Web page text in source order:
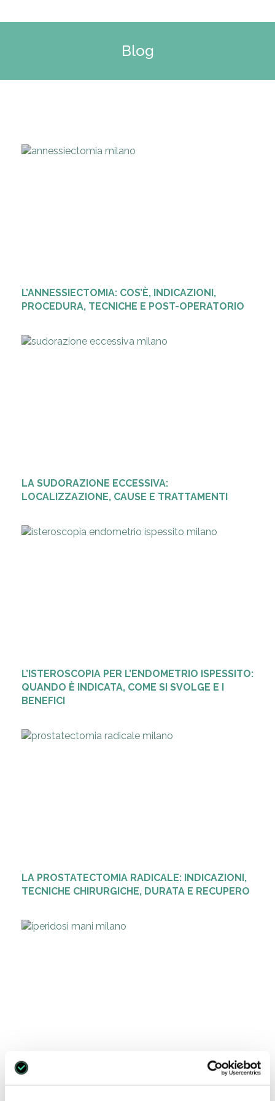
Blog
L’ANNESSIECTOMIA: COS’È, INDICAZIONI,
PROCEDURA, TECNICHE E POST-OPERATORIO
LA SUDORAZIONE ECCESSIVA:
LOCALIZZAZIONE, CAUSE E TRATTAMENTI
L’ISTEROSCOPIA PER L’ENDOMETRIO ISPESSITO:
QUANDO È INDICATA, COME SI SVOLGE E I
BENEFICI
LA PROSTATECTOMIA RADICALE: INDICAZIONI,
TECNICHE CHIRURGICHE, DURATA E RECUPERO
L’IPERIDROSI ALLE MANI: CAUSE, SINTOMI,